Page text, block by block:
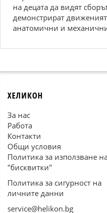
на децата да видят
демонстрират
анатомични и
ХЕЛИКОН
За нас
Работа
Контакти
Общи условия
Политика за използване
"бисквитки"
Политика за сигурност на
личните данни
service@helikon.bg